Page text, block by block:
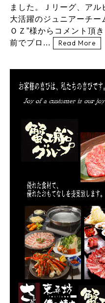
ました。Ｊリーグ、ア
大活躍のジュニアーチー
ＯＺ”様からコメント頂
前でプロ...
Read More